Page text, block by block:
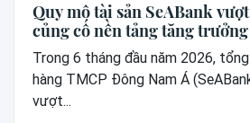
Quy mô tài sản SeABank
củng cố nền tảng tăng
Trong 6 tháng đầu năm 2026,
hàng TMCP Đông Nam Á
vượt...